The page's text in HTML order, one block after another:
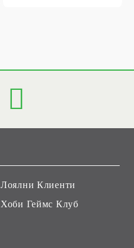
Лоялни Клиенти
Хоби Геймс Клуб